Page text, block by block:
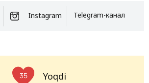
Instagram Telegram-канал
35 Yoqdi